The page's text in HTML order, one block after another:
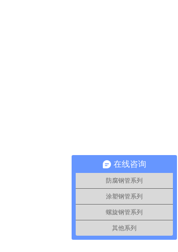
在线咨询
防腐钢管系列
涂塑钢管系列
螺旋钢管系列
其他系列